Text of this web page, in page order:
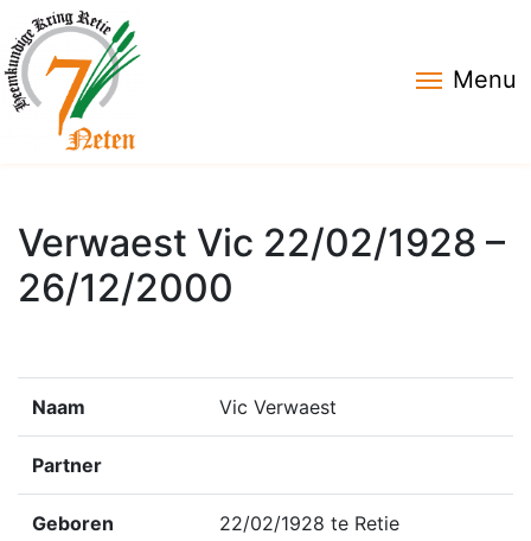
Menu
Verwaest Vic 22/02/1928 –
26/12/2000
Naam Vic Verwaest
Partner
Geboren 22/02/1928 te Retie